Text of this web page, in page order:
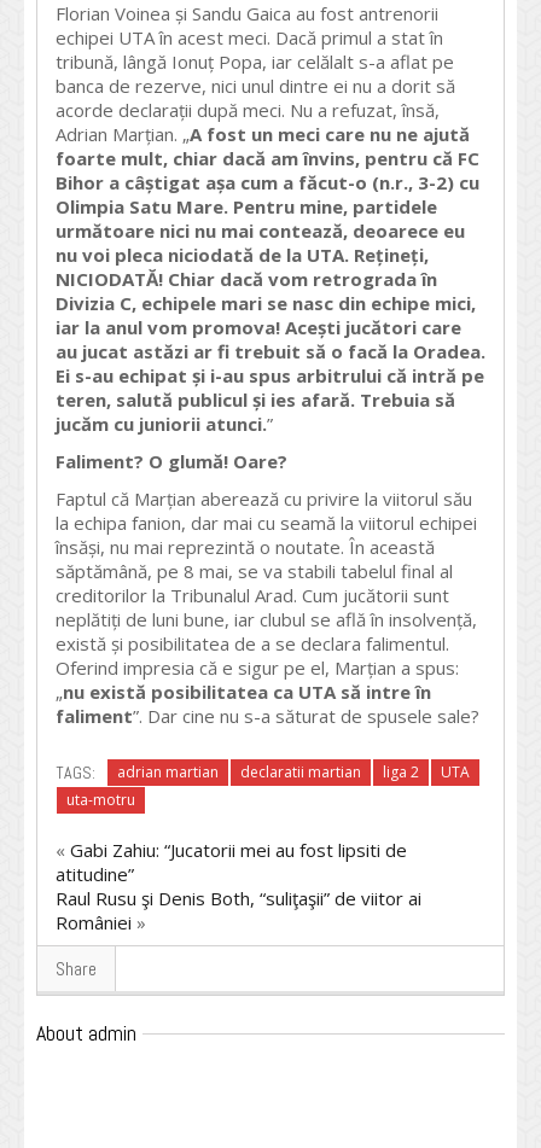
Florian Voinea și Sandu Gaica au fost antrenorii
echipei UTA în acest meci. Dacă primul a stat în
tribună, lângă Ionuț Popa, iar celălalt s-a aflat pe
banca de rezerve, nici unul dintre ei nu a dorit să
acorde declarații după meci. Nu a refuzat, însă,
Adrian Marțian. „A fost un meci care nu ne ajută
foarte mult, chiar dacă am învins, pentru că FC
Bihor a câștigat așa cum a făcut-o (n.r., 3-2) cu
Olimpia Satu Mare. Pentru mine, partidele
următoare nici nu mai contează, deoarece eu
nu voi pleca niciodată de la UTA. Rețineți,
NICIODATĂ! Chiar dacă vom retrograda în
Divizia C, echipele mari se nasc din echipe mici,
iar la anul vom promova! Acești jucători care
au jucat astăzi ar fi trebuit să o facă la Oradea.
Ei s-au echipat și i-au spus arbitrului că intră pe
teren, salută publicul și ies afară. Trebuia să
jucăm cu juniorii atunci.”
Faliment? O glumă! Oare?
Faptul că Marțian aberează cu privire la viitorul său
la echipa fanion, dar mai cu seamă la viitorul echipei
însăși, nu mai reprezintă o noutate. În această
săptămână, pe 8 mai, se va stabili tabelul final al
creditorilor la Tribunalul Arad. Cum jucătorii sunt
neplătiți de luni bune, iar clubul se află în insolvență,
există și posibilitatea de a se declara falimentul.
Oferind impresia că e sigur pe el, Marțian a spus:
„nu există posibilitatea ca UTA să intre în
faliment”. Dar cine nu s-a săturat de spusele sale?
TAGS: adrian martian declaratii martian liga 2
UTA
uta-motru
« Gabi Zahiu: “Jucatorii mei au fost lipsiti de
atitudine”
Raul Rusu şi Denis Both, “suliţaşii” de viitor ai
României »
Share
About admin